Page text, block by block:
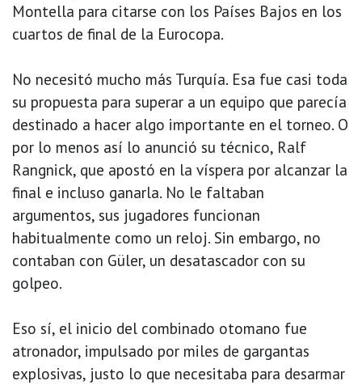
Montella para citarse con los Países Bajos en los
cuartos de final de la Eurocopa.
No necesitó mucho más Turquía. Esa fue casi toda
su propuesta para superar a un equipo que parecía
destinado a hacer algo importante en el torneo. O
por lo menos así lo anunció su técnico, Ralf
Rangnick, que apostó en la víspera por alcanzar la
final e incluso ganarla. No le faltaban
argumentos, sus jugadores funcionan
habitualmente como un reloj. Sin embargo, no
contaban con Güler, un desatascador con su
golpeo.
Eso sí, el inicio del combinado otomano fue
atronador, impulsado por miles de gargantas
explosivas, justo lo que necesitaba para desarmar